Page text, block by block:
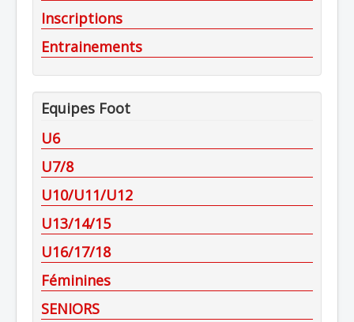
Inscriptions
Entrainements
Equipes Foot
U6
U7/8
U10/U11/U12
U13/14/15
U16/17/18
Féminines
SENIORS